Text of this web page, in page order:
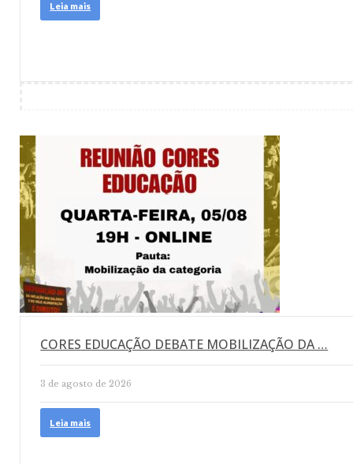
Leia mais
CORES EDUCAÇÃO DEBATE MOBILIZAÇÃO DA …
3 de agosto de 2026
Leia mais